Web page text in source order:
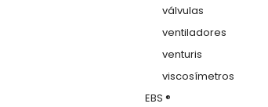
válvulas
ventiladores
venturis
viscosímetros
EBS ®